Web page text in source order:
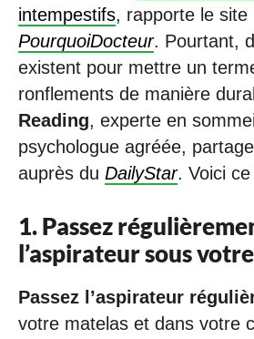
intempestifs, rapporte le site
PourquoiDocteur. Pourtant,
existent pour mettre un
ronflements de manière
Reading, experte en
psychologue agréée,
auprès du DailyStar. Voici ce
1. Passez
l’aspirateur sous
Passez l’aspirateur
votre matelas et dans votre